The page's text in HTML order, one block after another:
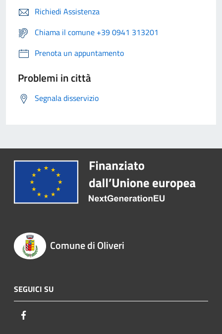
Richiedi Assistenza
Chiama il comune +39 0941 313201
Prenota un appuntamento
Problemi in città
Segnala disservizio
Comune di Oliveri
SEGUICI SU